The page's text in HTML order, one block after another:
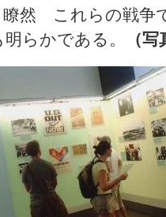
瞭然 これらの戦争
らかである。
（